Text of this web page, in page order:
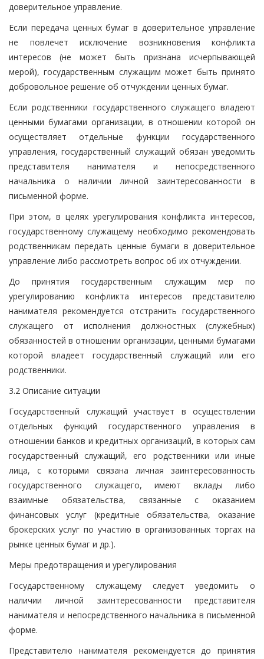
доверительное управление.
Если передача ценных бумаг в доверительное управление
не повлечет исключение возникновения конфликта
интересов (не может быть признана исчерпывающей
мерой), государственным служащим может быть принято
добровольное решение об отчуждении ценных бумаг.
Если родственники государственного служащего владеют
ценными бумагами организации, в отношении которой он
осуществляет отдельные функции государственного
управления, государственный служащий обязан уведомить
представителя нанимателя и непосредственного
начальника о наличии личной заинтересованности в
письменной форме.
При этом, в целях урегулирования конфликта интересов,
государственному служащему необходимо рекомендовать
родственникам передать ценные бумаги в доверительное
управление либо рассмотреть вопрос об их отчуждении.
До принятия государственным служащим мер по
урегулированию конфликта интересов представителю
нанимателя рекомендуется отстранить государственного
служащего от исполнения должностных (служебных)
обязанностей в отношении организации, ценными бумагами
которой владеет государственный служащий или его
родственники.
3.2 Описание ситуации
Государственный служащий участвует в осуществлении
отдельных функций государственного управления в
отношении банков и кредитных организаций, в которых сам
государственный служащий, его родственники или иные
лица, с которыми связана личная заинтересованность
государственного служащего, имеют вклады либо
взаимные обязательства, связанные с оказанием
финансовых услуг (кредитные обязательства, оказание
брокерских услуг по участию в организованных торгах на
рынке ценных бумаг и др.).
Меры предотвращения и урегулирования
Государственному служащему следует уведомить о
наличии личной заинтересованности представителя
нанимателя и непосредственного начальника в письменной
форме.
Представителю нанимателя рекомендуется до принятия